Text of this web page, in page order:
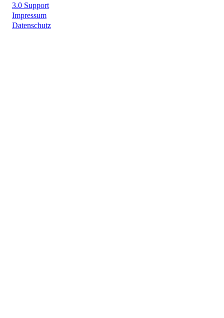
3.0 Support
Impressum
Datenschutz